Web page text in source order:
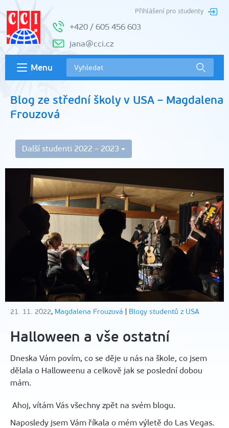
Přihlášení pro studenty
+420 / 605 456 603
jana@cci.cz
Menu
Blog ze střední školy v USA – Magdalena
Frouzová
Další studenti 2022 – 2023
21. 11. 2022, Magdalena Frouzová Blogy studentů z USA
Halloween a vše ostatní
Dneska Vám povím, co se děje u nás na škole, co jsem
dělala o Halloweenu a celkově jak se poslední dobou
mám.
Ahoj, vítám Vás všechny zpět na svém blogu.
Naposledy jsem Vám říkala o mém výletě do Las Vegas.